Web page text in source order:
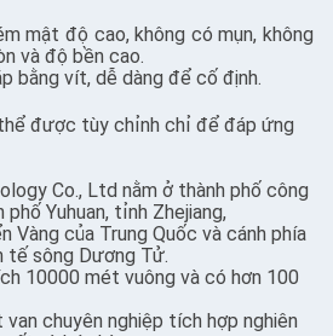
mật độ cao, không có mụn, không
và độ bền cao.
bằng vít, dễ dàng để cố định.
được tùy chỉnh chỉ để đáp ứng
Co., Ltd nằm ở thành phố công
phố Yuhuan, tỉnh Zhejiang,
Vàng của Trung Quốc và cánh phía
tế sông Dương Tử.
10000 mét vuông và có hơn 100
chuyên nghiệp tích hợp nghiên